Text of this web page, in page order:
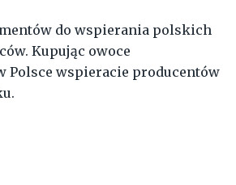
do wspierania polskich
Kupując owoce
Polsce wspieracie producentów